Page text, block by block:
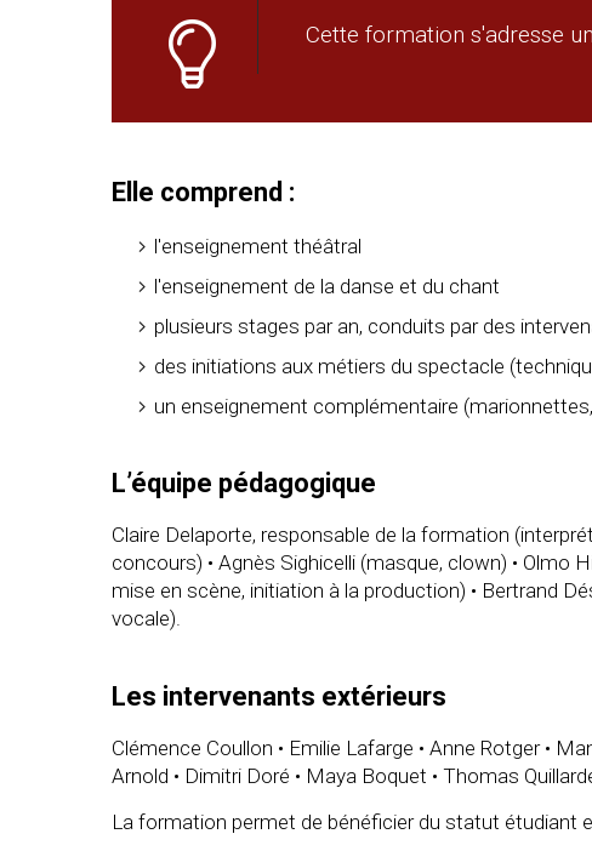
Cette formation s'adresse
Elle comprend :
l'enseignement théâtral
l'enseignement de la danse et du chant
plusieurs stages par an, conduits par des
des initiations aux métiers du spectacle
un enseignement complémentaire
L’équipe pédagogique
Claire Delaporte, responsable de la formation
concours) • Agnès Sighicelli (masque, clown) •
mise en scène, initiation à la production) • Bertrand
vocale).
Les intervenants extérieurs
Clémence Coullon • Emilie Lafarge • Anne Rotger •
Arnold • Dimitri Doré • Maya Boquet • Thomas
La formation permet de bénéficier du statut étudiant